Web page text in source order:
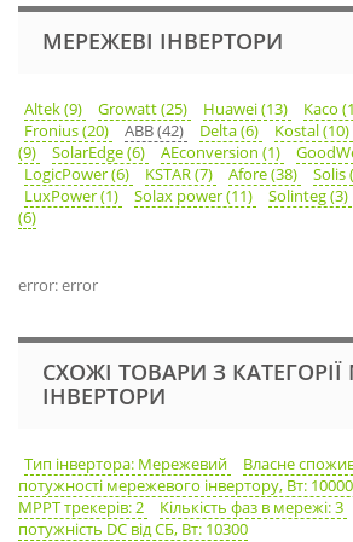
МЕРЕЖЕВІ ІНВЕРТОРИ
Altek (9) Growatt (25) Huawei (13) Kaco
Fronius (20)
ABB (42) Delta (6) Kostal (10)
(9)
SolarEdge (6) AEconversion (1)
LogicPower (6)
KSTAR (7) Afore (38) Solis
LuxPower (1)
Solax power (11) Solinteg (3)
(6)
error: error
СХОЖІ ТОВАРИ З КАТЕГОРІЇ
ІНВЕРТОРИ
Тип інвертора: Мережевий Власне
потужності мережевого інвертору, Вт:
MPPT трекерів: 2
Кількість фаз в мережі: 3
потужність DC від СБ, Вт: 10300